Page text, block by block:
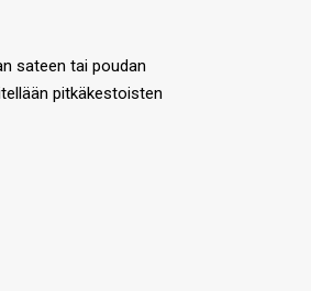
sateen tai poudan
pitkäkestoisten